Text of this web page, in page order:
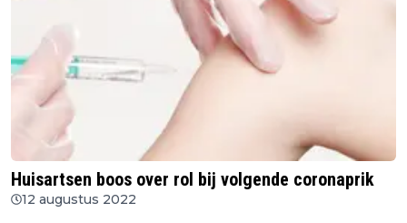
Huisartsen boos over rol bij volgende coronaprik
12 augustus 2022